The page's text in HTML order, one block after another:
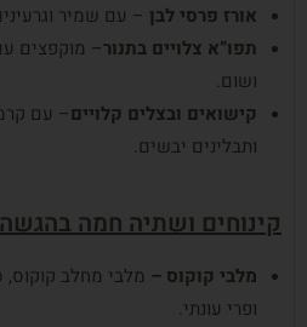
אורז פרסי לבן – עם שמיר
תפו“א צלויים בתנור– מוקפצים עם
ושום.
קישואים ובצלים קלויים– עם
ותבלינים יבשים.
קינוחים ושתיה חמה
מלבי קוקוס – מלבי מחלב קוקוס,
ופרי עונתי.